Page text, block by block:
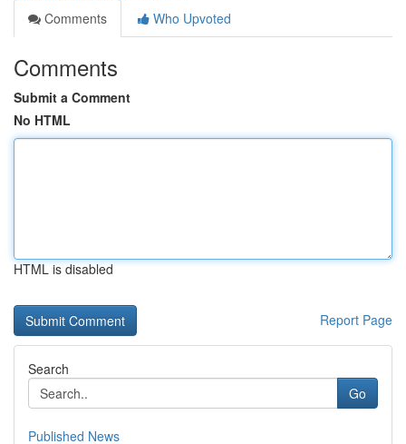
Comments
Who Upvoted
Comments
Submit a Comment
No HTML
HTML is disabled
Report Page
Search
Go
Published News